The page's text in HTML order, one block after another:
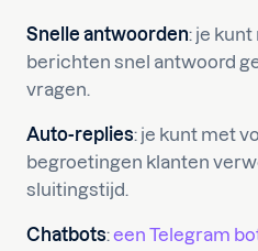
Snelle antwoorden: je
berichten snel antwoord
vragen.
Auto-replies: je kunt met
begroetingen klanten
sluitingstijd.
Chatbots:een Telegram